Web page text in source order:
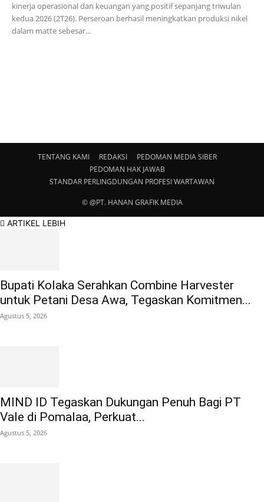
kinerja operasional dan keuangan yang positif sepanjang triwulan
kedua 2026 (2T26). Perseroan berhasil meningkatkan produksi nikel
dalam matte sebesar...
TENTANG KAMI REDAKSI
PEDOMAN MEDIA SIBER
PEDOMAN HAK JAWAB
STANDAR PERLINGDUNGAN PROFESI WARTAWAN
© @PT. HANAN GRAFIK MEDIA
ARTIKEL LEBIH
Bupati Kolaka Serahkan Combine Harvester
untuk Petani Desa Awa, Tegaskan Komitmen...
Agustus 5, 2026
MIND ID Tegaskan Dukungan Penuh Bagi PT
Vale di Pomalaa, Perkuat...
Agustus 5, 2026